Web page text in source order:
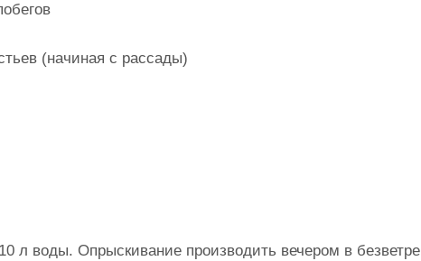
(начиная с рассады)
л воды. Опрыскивание производить вечером в